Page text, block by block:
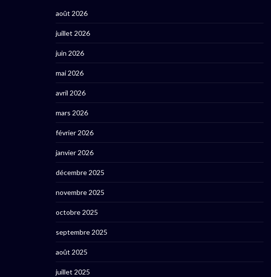
août 2026
juillet 2026
juin 2026
mai 2026
avril 2026
mars 2026
février 2026
janvier 2026
décembre 2025
novembre 2025
octobre 2025
septembre 2025
août 2025
juillet 2025